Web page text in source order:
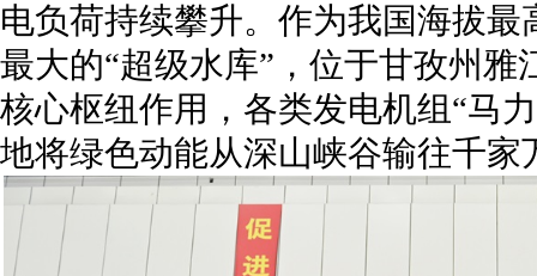
电负荷持续攀升。作为我国海拔
最大的“超级水库”，位于甘孜州
核心枢纽作用，各类发电机组“马
地将绿色动能从深山峡谷输往千家